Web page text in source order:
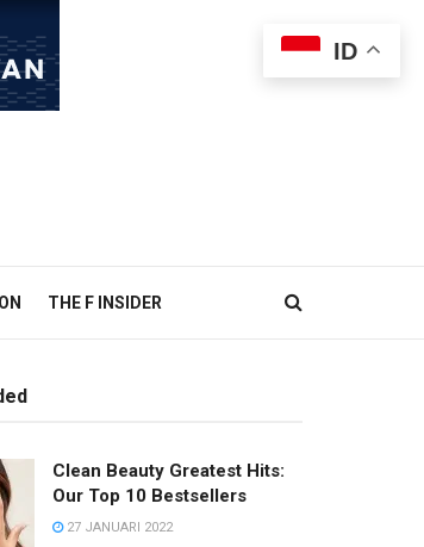
THE F INSIDER
Clean Beauty Greatest Hits:
Our Top 10 Bestsellers
27 JANUARI 2022
ID